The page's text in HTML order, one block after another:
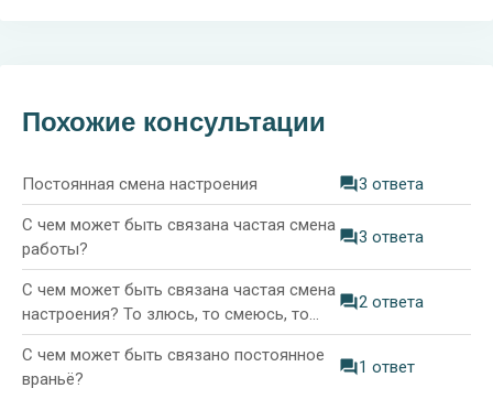
Похожие консультации
Постоянная смена настроения 3 ответа
С чем может быть связана частая смена
работы?
3 ответа
С чем может быть связана частая смена
настроения? То злюсь, то смеюсь, то
эмоции вообще отсутствуют
2 ответа
С чем может быть связано постоянное
враньё?
1 ответ